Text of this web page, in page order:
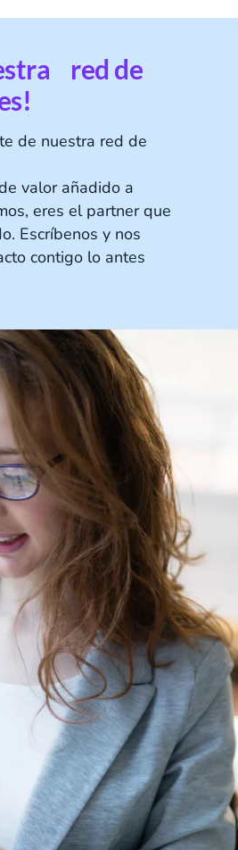
red de
de nuestra red de
valor añadido a
eres el partner que
Escríbenos y nos
contigo lo antes